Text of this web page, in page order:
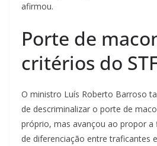
afirmou.
Porte de
critérios do
O ministro Luís Roberto Barroso
de descriminalizar o porte de
próprio, mas avançou ao propor a
de diferenciação entre traficantes